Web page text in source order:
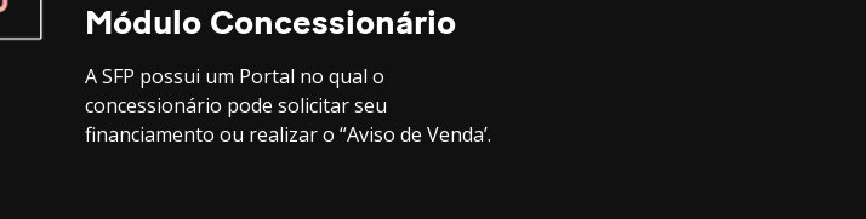
Módulo Concessionário
A SFP possui um Portal no qual o
concessionário pode solicitar seu
financiamento ou realizar o “Aviso de Venda’.